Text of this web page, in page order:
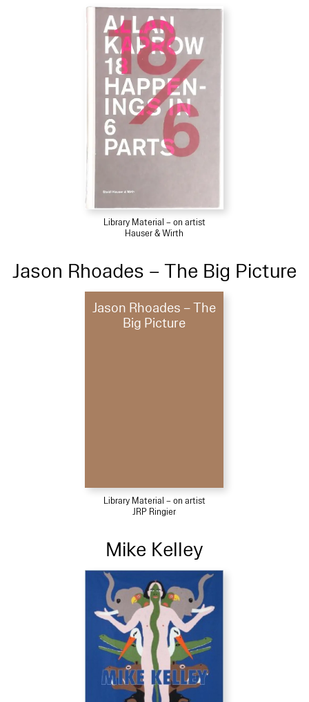
Library Material – on artist
Hauser & Wirth
Jason Rhoades – The Big Picture
Jason Rhoades – The
Big Picture
Library Material – on artist
JRP Ringier
Mike Kelley